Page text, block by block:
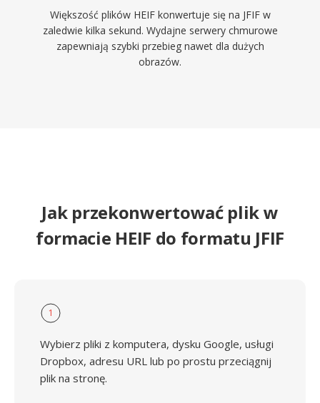
Większość plików HEIF konwertuje się na JFIF w
zaledwie kilka sekund. Wydajne serwery chmurowe
zapewniają szybki przebieg nawet dla dużych
obrazów.
Jak przekonwertować plik w
formacie HEIF do formatu JFIF
1
Wybierz pliki z komputera, dysku Google, usługi
Dropbox, adresu URL lub po prostu przeciągnij
plik na stronę.